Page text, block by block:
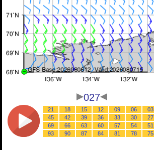
027
03
06
09
12
15
18
21
27
30
33
36
39
42
45
51
54
57
60
63
66
69
75
78
81
84
87
90
93